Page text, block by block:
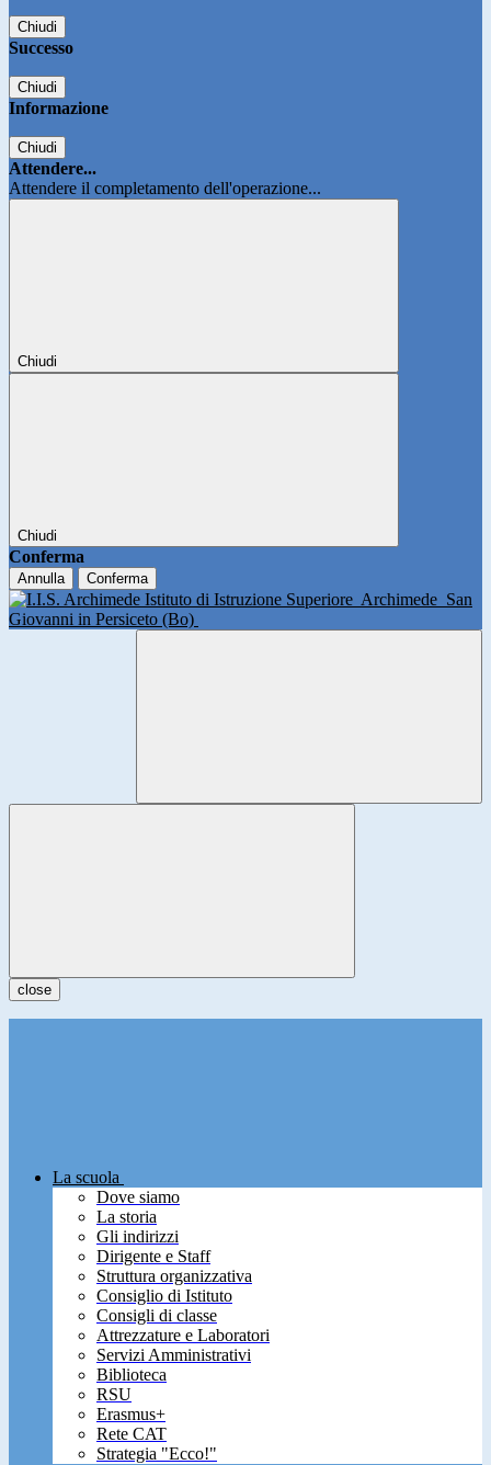
Chiudi
Successo
Chiudi
Informazione
Chiudi
Attendere...
Attendere il completamento dell'operazione...
Chiudi
Chiudi
Conferma
Annulla Conferma
Istituto di Istruzione Superiore Archimede San
Giovanni in Persiceto (Bo)
close
La scuola
Dove siamo
La storia
Gli indirizzi
Dirigente e Staff
Struttura organizzativa
Consiglio di Istituto
Consigli di classe
Attrezzature e Laboratori
Servizi Amministrativi
Biblioteca
RSU
Erasmus+
Rete CAT
Strategia "Ecco!"